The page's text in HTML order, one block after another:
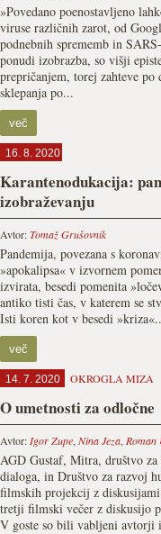
»Povedano poenostavljeno
viruse različnih zarot, od
podnebnih sprememb in
ponudi izobrazba, so višji
prepričanjem, torej zahteve
sklepanja po...
več
16. 8. 2020
Karantenodukacija:
izobraževanju
Avtor:Tomaž Grušovnik
Pandemija, povezana s
»apokalipsa« v izvornem
izvirata, besedi pomenita
antiko tisti čas, v katerem se
Isti koren kot v besedi
več
14. 7. 2020 OKROGLA MIZA
O umetnosti za odločne
Avtor: Igor Zupe, Nina Jeza, Roman
AGD Gustaf, Mitra, društvo
dialoga, in Društvo za razvoj
filmskih projekcij z
tretji filmski večer z diskusijo
V goste so bili vabljeni avtorji